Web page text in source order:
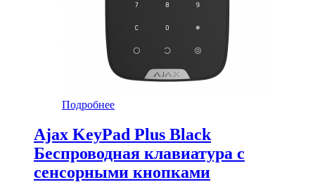
Подробнее
Ajax KeyPad Plus Black
Беспроводная клавиатура с
сенсорными кнопками